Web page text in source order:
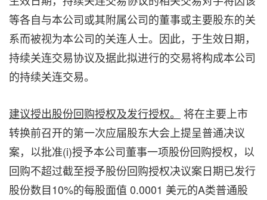
等各自与本公司或其附属公司的董事或主要股东的关
系而被视为本公司的关连人士。因此，于生效日期，
持续关连交易协议及据此拟进行的交易将构成本公司
的持续关连交易。
建议授出股份回购授权及发行授权。
将在主要上市
转换前召开的第一次应届股东大会上提呈普通决议
案，以批准(i)授予本公司董事一项股份回购授权，以
回购不超过截至授予股份回购授权决议案日期已发行
股份数目10%的每股面值 0.0001 美元的A类普通股